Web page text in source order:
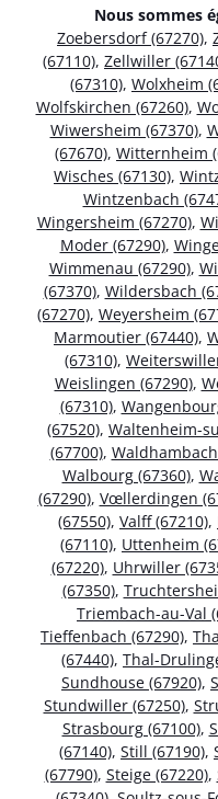
Nous sommes
Zoebersdorf (67270),
(67110), Zellwiller
(67310), Wolxheim
Wolfskirchen (67260),
Wiwersheim (67370),
(67670), Witternheim
Wisches (67130),
Wintzenbach
Wingersheim (67270),
Moder (67290),
Wimmenau (67290),
(67370), Wildersbach
(67270), Weyersheim
Marmoutier (67440),
(67310),
Weislingen (67290),
(67310),
(67520), Waltenheim-
(67700),
Walbourg (67360),
(67290), Vœllerdingen
(67550), Valff (67210),
(67110), Uttenheim
(67220), Uhrwiller
(67350),
Triembach-au-Val
Tieffenbach (67290),
(67440), Thal-
Sundhouse (67920),
Stundwiller (67250),
Strasbourg (67100),
(67140), Still (67190),
(67790), Steige (67220),